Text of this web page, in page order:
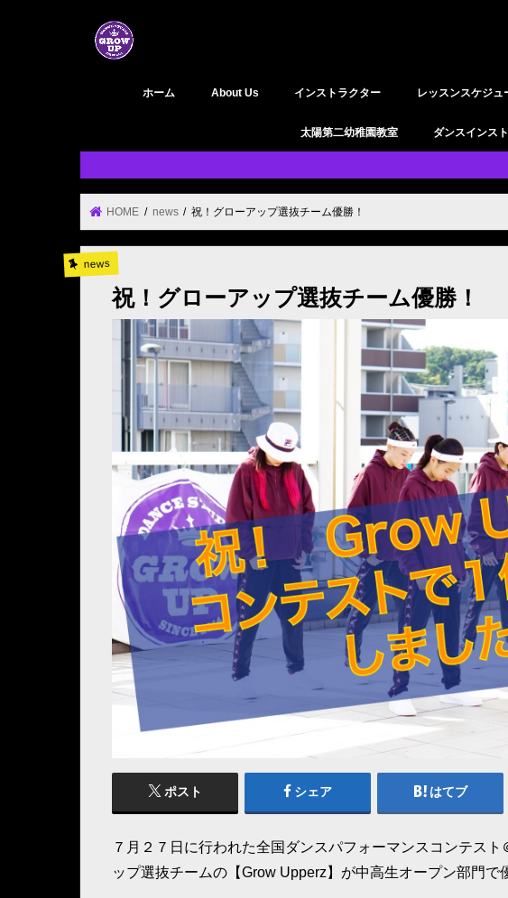
ホーム About Us
GROW UP 活動履歴
インストラクター レッスンスケジュ
YOGAレッスン
太陽第二幼稚園教室 ダンスインス
HOME news 祝！グローアップ選抜チーム優勝！
news
祝！グローアップ選抜チーム優勝！
ポスト シェア はてブ
７月２７日に行われた全国ダンスパフォーマンスコンテス
ップ選抜チームの【Grow Upperz】が中高生オープン部門で